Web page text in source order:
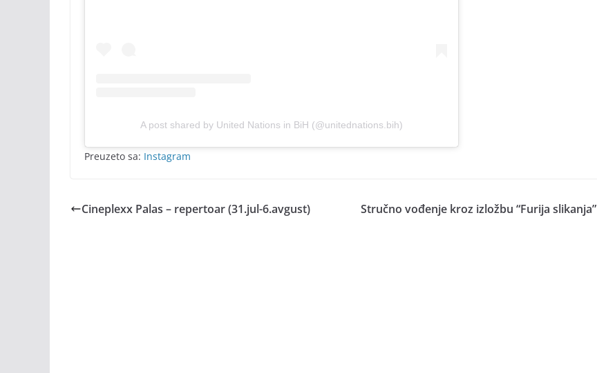
A post shared by United Nations in BiH (@unitednations.bih)
Preuzeto sa: Instagram
Cineplexx Palas – repertoar (31.jul-6.avgust) Stručno vođenje kroz izložbu “Furija slikanja”